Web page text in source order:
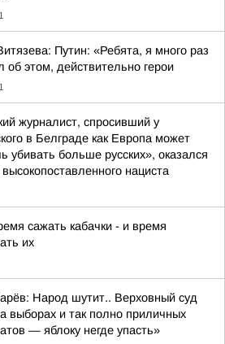
Путин: «Ребята, я много раз
об этом, действительно герои
журналист, спросивший у
в Белграде как Европа может
убивать больше русских», оказался
нациста
сажать кабачки - и время
их
Народ шутит.. Верховный суд
выборах и так полно приличных
— яблоку негде упасть»